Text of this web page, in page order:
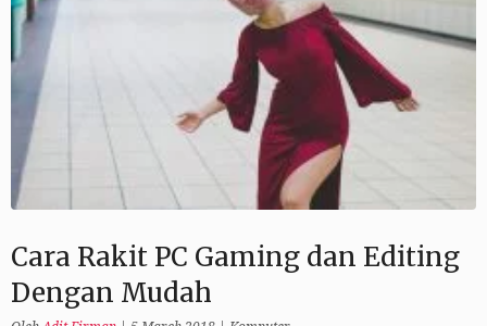
Cara Rakit PC Gaming dan Editing
Dengan Mudah